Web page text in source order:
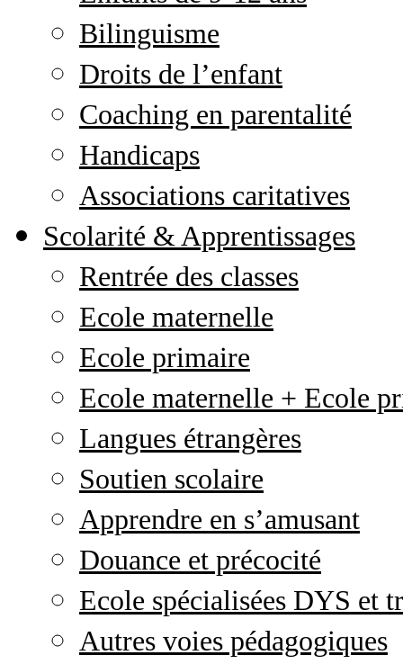
Bilinguisme
Droits de l’enfant
Coaching en parentalité
Handicaps
Associations caritatives
Scolarité & Apprentissages
Rentrée des classes
Ecole maternelle
Ecole primaire
Ecole maternelle + Ecole
Langues étrangères
Soutien scolaire
Apprendre en s’amusant
Douance et précocité
Ecole spécialisées DYS et
Autres voies pédagogiques